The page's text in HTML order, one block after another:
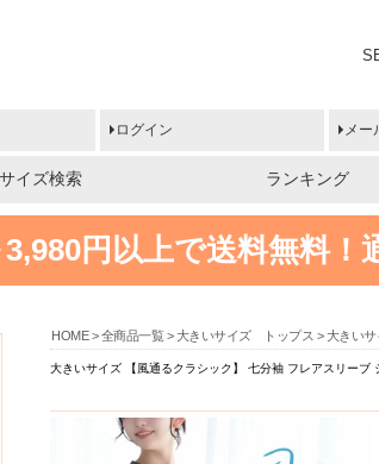
ログイン メー
サイズ検索 ランキング
円以上で送料無料！
HOME 全商品一覧 大きいサイズ トップス 大きい
大きいサイズ 【風通るクラシック】 七分袖 フレアスリーブ